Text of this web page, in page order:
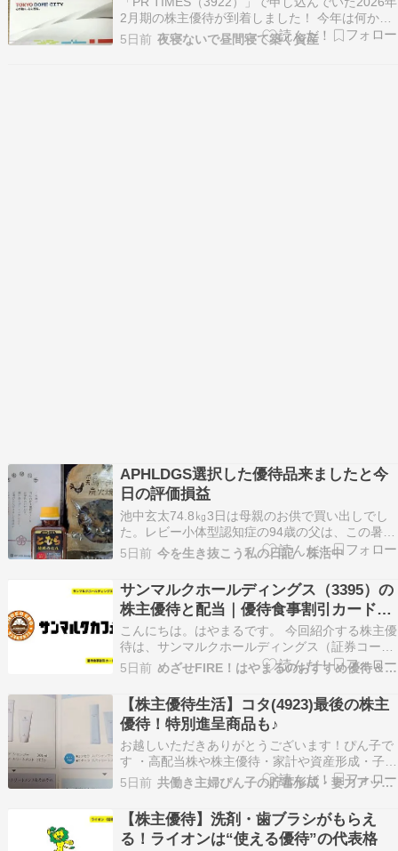
2月期の株主優待が到着しました！ 今年は何か
な？？ 今年我が家に届いたのは… 東京ドームグ
ループ利用券10,000円分（5,000円×2名義分）！
5日前 夜寝ないで昼間寝て築く資産
APHLDGS選択した優待品来ましたと今
日の評価損益
池中玄太74.8㎏3日は母親のお供で買い出しでし
た。レビー小体型認知症の94歳の父は、この暑さ
の中今日も安定しています。母親は物忘れひどい
です。只今の歩数は、4,465歩。今日も腹筋。そ
して1個6㌔の鉄アレー2個使用した運動は未実
施。お香を焚いての空間の浄化や心身のリラック
スは…
5日前 今を生き抜こう私の日記 株活中
サンマルクホールディングス（3395）の
株主優待と配当｜優待食事割引カード
20％OFF＋配当利回り1.69％
こんにちは。はやまるです。 今回紹介する株主優
待は、サンマルクホールディングス（証券コー
ド:3395）です。 サンマルクホールディングスと
は？ サンマルクホールディングスは、飲食業界に
関連する事業を展開しています。 カジュアルダイ
ニングやカフェ、ベーカリーなどの飲食チェーン
を多…
5日前 めざせFIRE！はやまるのおすすめ優待＆高配当株
【株主優待生活】コタ(4923)最後の株主
優待！特別進呈商品も♪
お越しいただきありがとうございます！ぴん子で
す ・高配当株や株主優待・家計や資産形成・子育
て家庭学習の日常などを発信しています。「ちょ
っと未来をラクにしたい」そんな日々の記録ブロ
グです 私のバイブル 新NISAで始める！ 年間240
万円の配当金が入ってくる究極の株式投資 [ 配…
5日前 共働き主婦ぴん子の貯蓄形成・妻力アップライフ公開ブログ
【株主優待】洗剤・歯ブラシがもらえ
る！ライオンは“使える優待”の代表格